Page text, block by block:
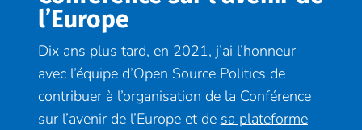
l’Europe
Dix ans plus tard, en 2021, j’ai l’honneur
avec l’équipe d’Open Source Politics de
contribuer à l’organisation de la Conférence
sur l’avenir de l’Europe et de sa plateforme